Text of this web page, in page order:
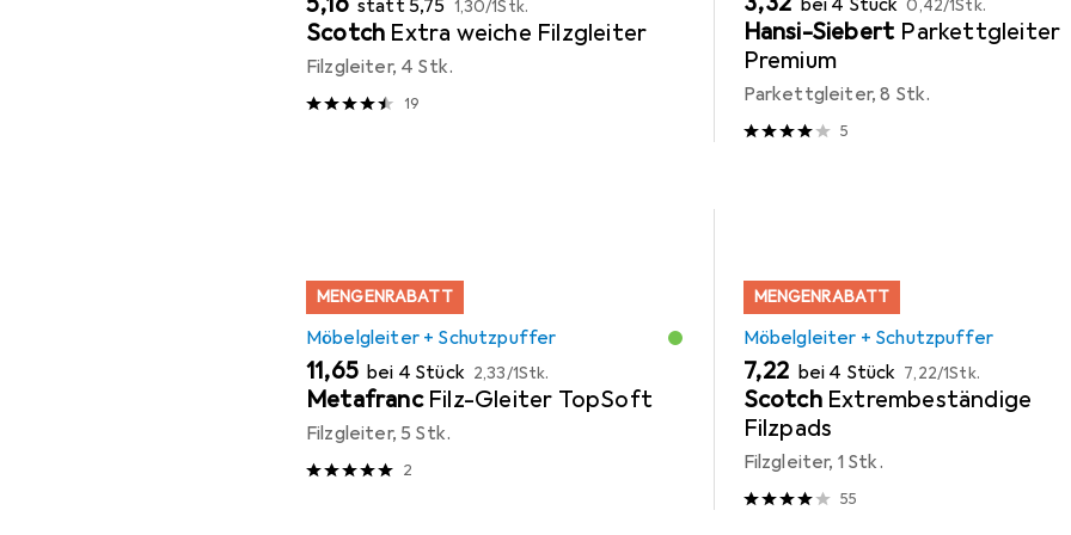
statt 5,75 1,30/1Stk.
Scotch Extra weiche Filzgleiter
Filzgleiter, 4 Stk.
19
0,42/1Stk.
Hansi-Siebert Parkettgleiter
Premium
Parkettgleiter, 8 Stk.
5
MENGENRABATT
Möbelgleiter + Schutzpuffer
EUR
11,65 bei 4 Stück EUR
2,33/1Stk.
Metafranc Filz-Gleiter TopSoft
Filzgleiter, 5 Stk.
2
MENGENRABATT
Möbelgleiter + Schutzpuffer
EUR
7,22 bei 4 Stück EUR
7,22/1Stk.
Scotch Extrembeständige
Filzpads
Filzgleiter, 1 Stk.
55